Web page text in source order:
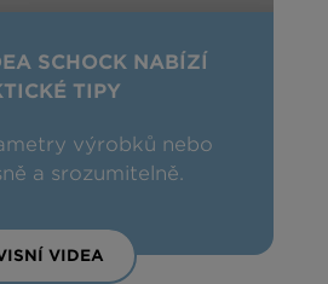
SCHOCK NABÍZÍ
TIPY
výrobků nebo
a srozumitelně.
VIDEA